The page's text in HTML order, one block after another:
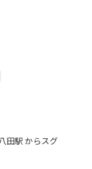
田駅 からスグ